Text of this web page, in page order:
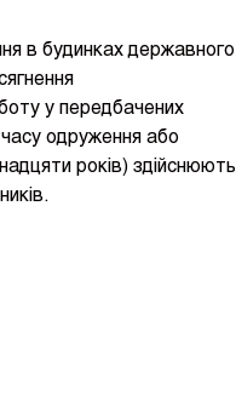
в будинках державного і
у передбачених
часу одруження або
років) здійснюють